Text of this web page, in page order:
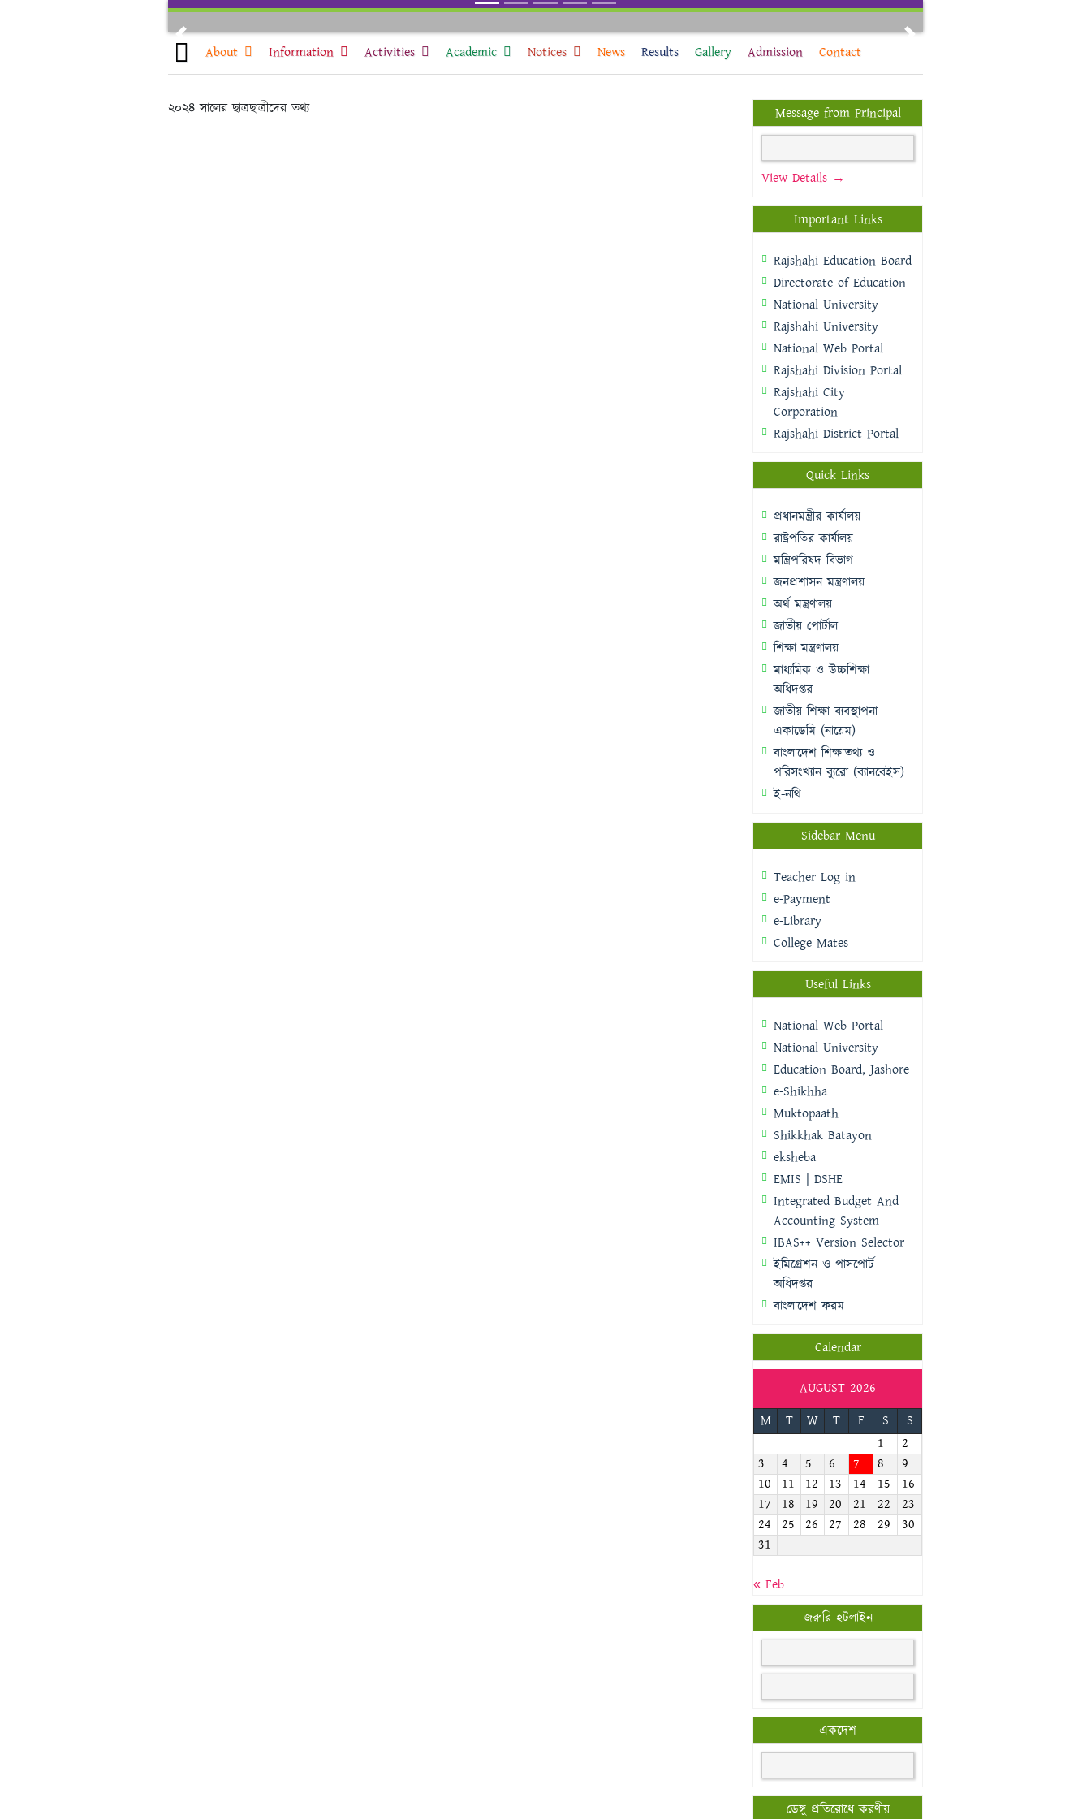
Previous
About Information Activities Academic Notices News Results Gallery Admission Contact
২০২৪ সালের ছাত্রছাত্রীদের তথ্য Message from Principal
View Details →
Important Links
Rajshahi Education Board
Directorate of Education
National University
Rajshahi University
National Web Portal
Rajshahi Division Portal
Rajshahi City
Corporation
Rajshahi District Portal
Quick Links
প্রধানমন্ত্রীর কার্যালয়
রাষ্ট্রপতির কার্যালয়
মন্ত্রিপরিষদ বিভাগ
জনপ্রশাসন মন্ত্রণালয়
অর্থ মন্ত্রণালয়
জাতীয় পোর্টাল
শিক্ষা মন্ত্রণালয়
মাধ্যমিক ও উচ্চশিক্ষা
অধিদপ্তর
জাতীয় শিক্ষা ব্যবস্থাপনা
একাডেমি (নায়েম)
বাংলাদেশ শিক্ষাতথ্য ও
পরিসংখ্যান ব্যুরো (ব্যানবেইস)
ই-নথি
Sidebar Menu
Teacher Log in
e-Payment
e-Library
College Mates
Useful Links
National Web Portal
National University
Education Board, Jashore
e-Shikhha
Muktopaath
Shikkhak Batayon
eksheba
EMIS | DSHE
Integrated Budget And
Accounting System
IBAS++ Version Selector
ইমিগ্রেশন ও পাসপোর্ট
অধিদপ্তর
বাংলাদেশ ফরম
Calendar
AUGUST 2026
M
T W T F S
S
1
2
3
4 5 6 7 8
9
10
11 12 13 14 15
16
17
18 19 20 21 22
23
24
25 26 27 28 29
30
31
« Feb
জরুরি হটলাইন
একদেশ
ডেঙ্গু প্রতিরোধে করণীয়